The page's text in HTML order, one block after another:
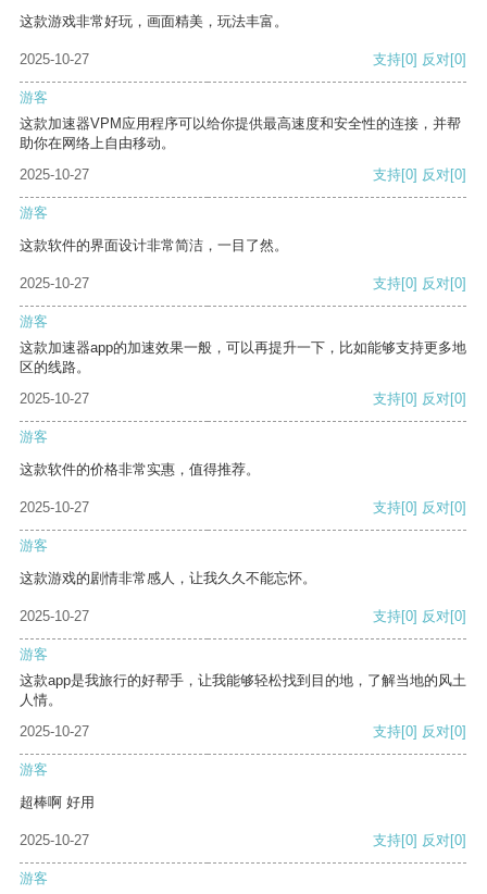
这款游戏非常好玩，画面精美，玩法丰富。
2025-10-27 支持[0] 反对[0]
游客
这款加速器VPM应用程序可以给你提供最高速度和安全性的连接，并帮
助你在网络上自由移动。
2025-10-27
支持[0] 反对[0]
游客
这款软件的界面设计非常简洁，一目了然。
2025-10-27 支持[0] 反对[0]
游客
这款加速器app的加速效果一般，可以再提升一下，比如能够支持更多地
区的线路。
2025-10-27
支持[0] 反对[0]
游客
这款软件的价格非常实惠，值得推荐。
2025-10-27 支持[0] 反对[0]
游客
这款游戏的剧情非常感人，让我久久不能忘怀。
2025-10-27 支持[0] 反对[0]
游客
这款app是我旅行的好帮手，让我能够轻松找到目的地，了解当地的风土
人情。
2025-10-27
支持[0] 反对[0]
游客
超棒啊 好用
2025-10-27 支持[0] 反对[0]
游客